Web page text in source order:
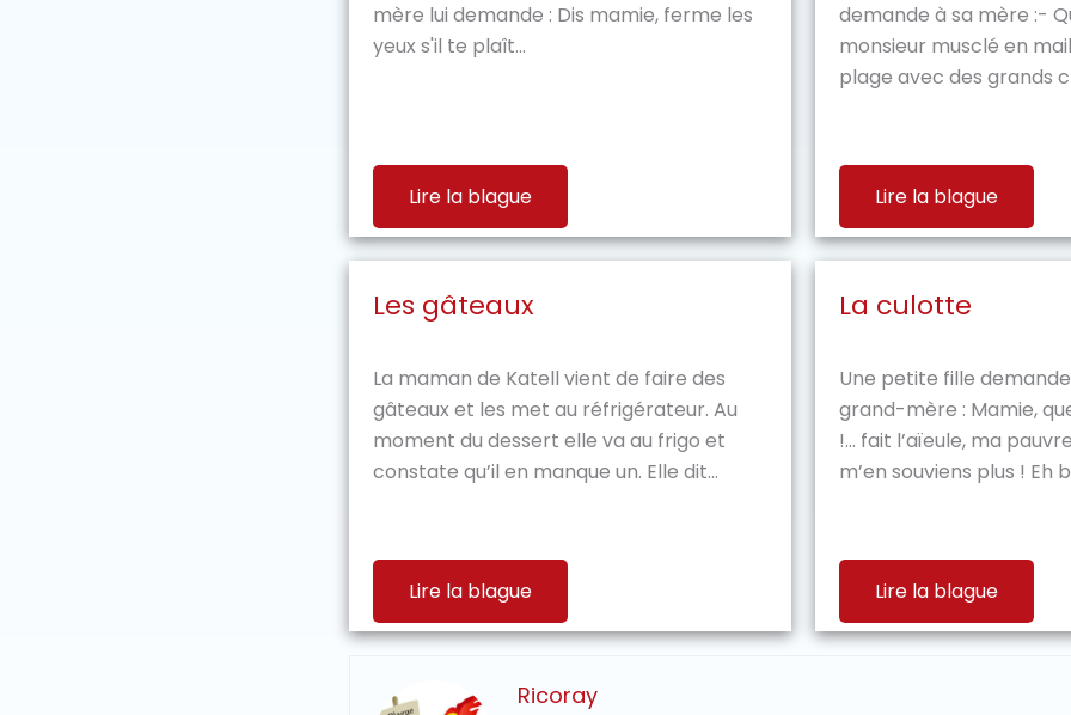
mère lui demande : Dis mamie, ferme les
yeux s'il te plaît...
Lire la blague
demande à sa mère :-
monsieur musclé en
plage avec des grands
Lire la blague
Les gâteaux
La maman de Katell vient de faire des
gâteaux et les met au réfrigérateur. Au
moment du dessert elle va au frigo et
constate qu’il en manque un. Elle dit...
Lire la blague
La culotte
Une petite fille
grand-mère : Mamie,
!… fait l’aïeule, ma
m’en souviens plus ! Eh
Lire la blague
Ricoray